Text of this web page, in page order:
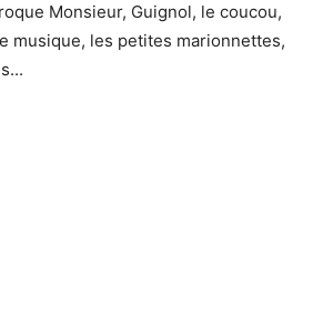
Monsieur, Guignol, le coucou,
musique, les petites marionnettes,